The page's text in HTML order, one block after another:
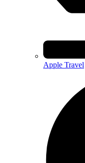
Apple Travel